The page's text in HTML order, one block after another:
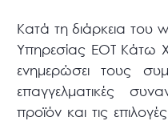
Κατά τη διάρκεια
Υπηρεσίας ΕΟΤ Κάτω
ενημερώσει τους
επαγγελματικές
προϊόν και τις